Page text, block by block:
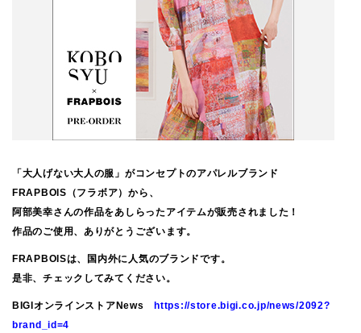
「大人げない大人の服」がコンセプトのアパレルブランド
FRAPBOIS（フラボア）から、
阿部美幸さんの作品をあしらったアイテムが販売されました！
作品のご使用、ありがとうございます。
FRAPBOISは、国内外に人気のブランドです。
是非、チェックしてみてください。
BIGIオンラインストアNewshttps://store.bigi.co.jp/news/2092?
brand_id=4